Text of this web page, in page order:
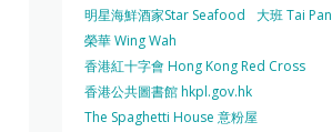
明星海鮮酒家Star Seafood
大班 Tai Pan
榮華 Wing Wah
香港紅十字會 Hong Kong Red Cross
香港公共圖書館 hkpl.gov.hk
The Spaghetti House 意粉屋